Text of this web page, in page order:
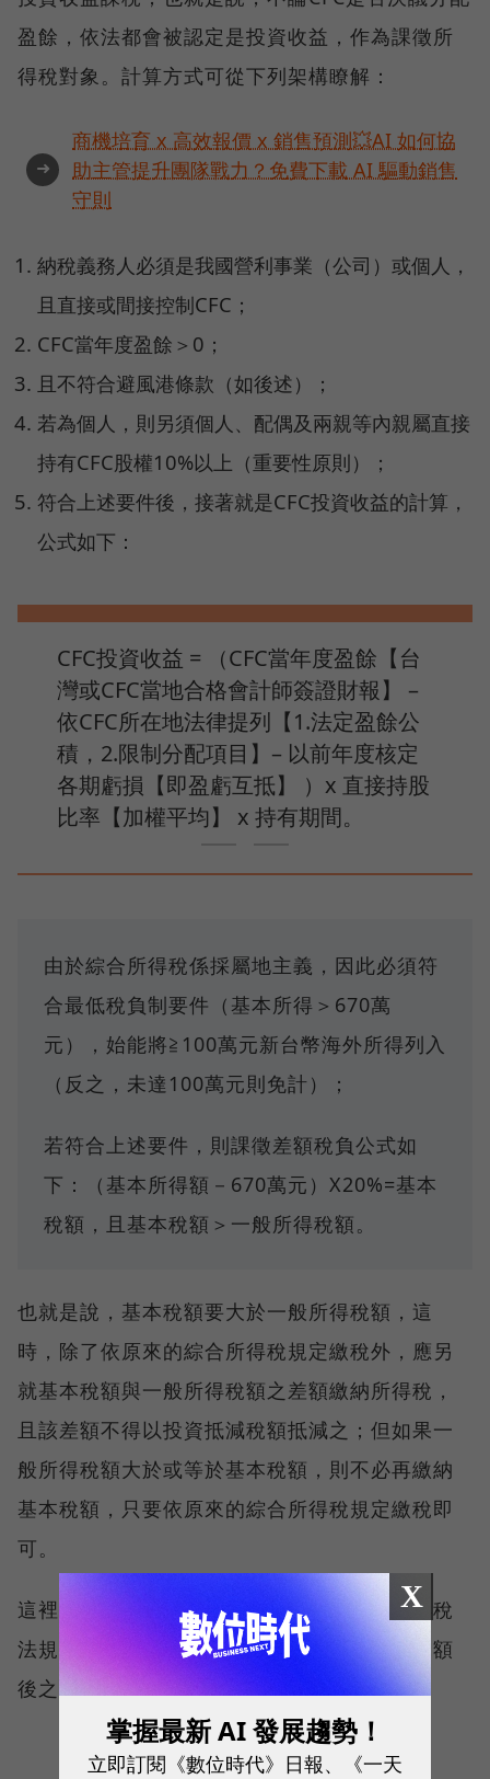
盈餘，依法都會被認定是投資收益，作為課徵所
得稅對象。計算方式可從下列架構瞭解：
➜
商機培育 x 高效報價 x 銷售預測💥AI 如何協
助主管提升團隊戰力？免費下載 AI 驅動銷售
守則
納稅義務人必須是我國營利事業（公司）或個人，
且直接或間接控制CFC；
CFC當年度盈餘＞0；
且不符合避風港條款（如後述）；
若為個人，則另須個人、配偶及兩親等內親屬直接
持有CFC股權10%以上（重要性原則）；
符合上述要件後，接著就是CFC投資收益的計算，
公式如下：
CFC投資收益 = （CFC當年度盈餘【台
灣或CFC當地合格會計師簽證財報】 –
依CFC所在地法律提列【1.法定盈餘公
積，2.限制分配項目】– 以前年度核定
各期虧損【即盈虧互抵】 ）x 直接持股
比率【加權平均】 x 持有期間。
由於綜合所得稅係採屬地主義，因此必須符
合最低稅負制要件（基本所得＞670萬
元），始能將≧100萬元新台幣海外所得列入
（反之，未達100萬元則免計）；
若符合上述要件，則課徵差額稅負公式如
下：（基本所得額－670萬元）X20%=基本
稅額，且基本稅額＞一般所得稅額。
也就是說，基本稅額要大於一般所得稅額，這
時，除了依原來的綜合所得稅規定繳稅外，應另
就基本稅額與一般所得稅額之差額繳納所得稅，
且該差額不得以投資抵減稅額抵減之；但如果一
般所得稅額大於或等於基本稅額，則不必再繳納
基本稅額，只要依原來的綜合所得稅規定繳稅即
可。
這裡「一般所得稅額」的定義：當年度依所得稅
法規定計算之應納稅額，減除申報投資抵減稅額
後之餘額。
X
掌握最新 AI 發展趨勢！
立即訂閱《數位時代》日報、《一天